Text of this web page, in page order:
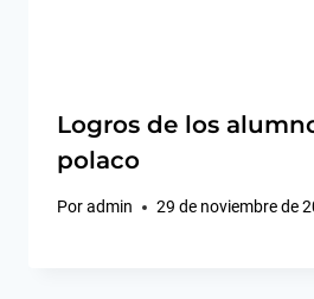
Logros de los
polaco
Poradmin 29 de noviembre de